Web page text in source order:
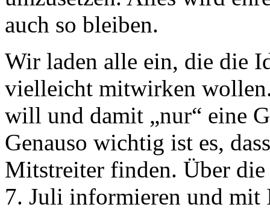
auch so bleiben.
Wir laden alle ein, die die
vielleicht mitwirken
will und damit „nur“ eine
Genauso wichtig ist es,
Mitstreiter finden. Über
7. Juli informieren und mit